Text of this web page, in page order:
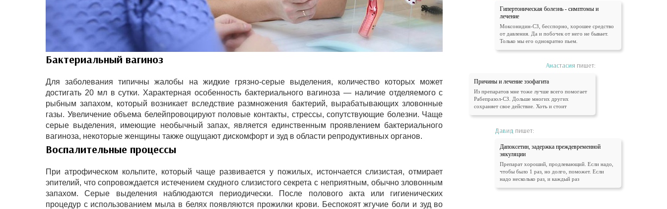
Бактериальный вагиноз
Для заболевания типичны жалобы на жидкие грязно-серые выделения, количество которых может
достигать 20 мл в сутки. Характерная особенность бактериального вагиноза — наличие отделяемого с
рыбным запахом, который возникает вследствие размножения бактерий, вырабатывающих зловонные
газы. Увеличение объема белейпровоцируют половые контакты, стрессы, сопутствующие болезни. Чаще
серые выделения, имеющие необычный запах, является единственным проявлением бактериального
вагиноза, некоторые женщины также ощущают дискомфорт и зуд в области репродуктивных органов.
Воспалительные процессы
При атрофическом кольпите, который чаще развивается у пожилых, истончается слизистая, отмирает
эпителий, что сопровождается истечением скудного слизистого секрета с неприятным, обычно зловонным
запахом. Серые выделения наблюдаются периодически. После полового акта или гигиенических
процедур с использованием мыла в белях появляются прожилки крови. Беспокоят жгучие боли и зуд во
Гипертоническая болезнь - симптомы и
лечение
Моксонидин-СЗ, бесспорно, хорошее средство
от давления. Да и побочек от него не бывает.
Только мы его однократно пьем.
Анастасия пишет:
Причины и лечение эзофагита
Из препаратов мне тоже лучше всего помогает
Рабепразол-СЗ. Дольше многих других
сохраняет свое действие. Хоть и стоит
Давид пишет:
Дапоксетин, задержка преждевременной
эякуляции
Препарат хороший, продлевающий. Если надо,
чтобы было 1 раз, но долго, поможет. Если
надо несколько раз, и каждый раз